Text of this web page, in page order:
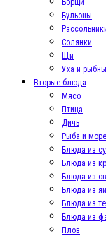
Борщи
Бульоны
Солянки
Щи
Уха и
Вторые блюда
Мясо
Птица
Дичь
Рыба и
Блюда из
Блюда из
Блюда из
Блюда из
Блюда из
Блюда из
Плов